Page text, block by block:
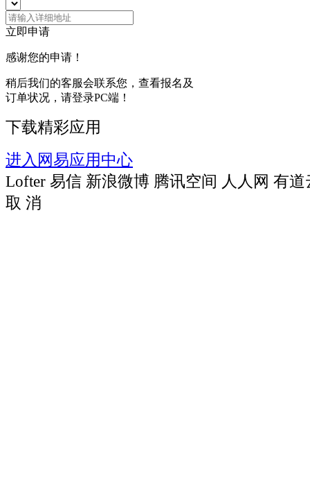
立即申请
感谢您的申请！
稍后我们的客服会联系您，查看报名及
订单状况，请登录PC端！
下载精彩应用
进入网易应用中心
Lofter 易信 新浪微博 腾讯空间 人人网 有道
取 消